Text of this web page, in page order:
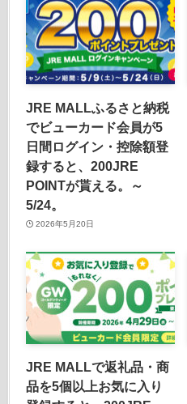
JRE MALLふるさと納税
でビューカード会員が5
日間ログイン・控除額登
録すると、200JRE
POINTが貰える。～
5/24。
2026年5月20日
JRE MALLで返礼品・商
品を5個以上お気に入り